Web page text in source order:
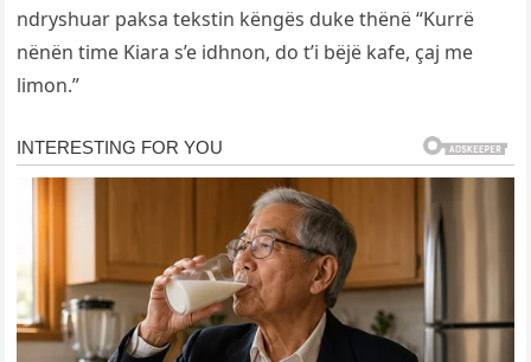
ndryshuar paksa tekstin këngës duke thënë “Kurrë
nënën time Kiara s’e idhnon, do t’i bëjë kafe, çaj me
limon.”